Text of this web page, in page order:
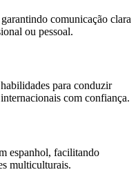
comunicação clara
ou pessoal.
para conduzir
com confiança.
espanhol, facilitando
multiculturais.